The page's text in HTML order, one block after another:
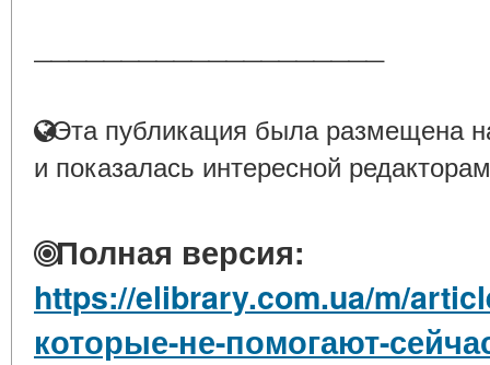
Эта публикация была размещена
и показалась интересной
Полная версия:
https://elibrary.com.ua/m/
которые-не-помогают-